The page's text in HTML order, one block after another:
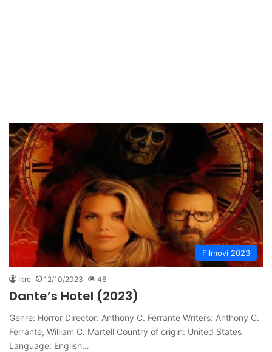
Filmovi 2023
Ikre 12/10/2023 46
Dante’s Hotel (2023)
Genre: Horror Director: Anthony C. Ferrante Writers: Anthony C.
Ferrante, William C. Martell Country of origin: United States
Language: English…